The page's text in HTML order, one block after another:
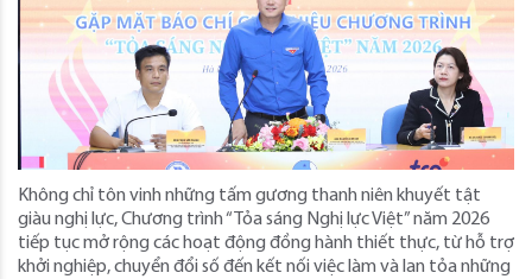
Không chỉ tôn vinh những tấm gương thanh niên khuyết tật
giàu nghị lực, Chương trình “Tỏa sáng Nghị lực Việt” năm 2026
tiếp tục mở rộng các hoạt động đồng hành thiết thực, từ hỗ trợ
khởi nghiệp, chuyển đổi số đến kết nối việc làm và lan tỏa những